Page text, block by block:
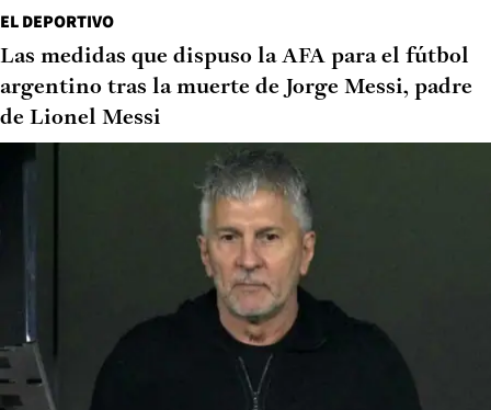
EL DEPORTIVO
Las medidas que dispuso la AFA para el fútbol
argentino tras la muerte de Jorge Messi, padre
de Lionel Messi